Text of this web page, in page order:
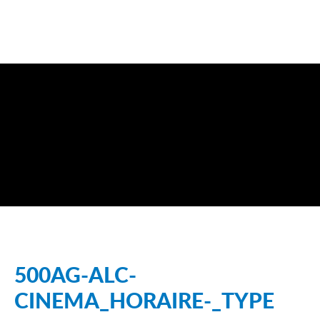
500AG-ALC-
CINEMA_HORAIRE-_TYPE